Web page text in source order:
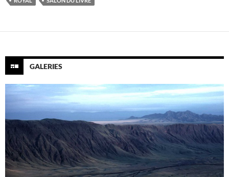
GALERIES